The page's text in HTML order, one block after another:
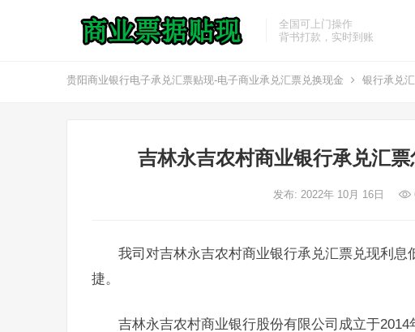
全国可上门操作
背书打款，实时到账
贵阳商业银行电子承兑汇票贴现-电子商业承兑汇票兑换现金 银行承兑
吉林永吉农村商业银行承兑汇
发布: 2022年 10月 16日
我司对吉林永吉农村商业银行承兑汇票兑现利
捷。
吉林永吉农村商业银行股份有限公司成立于